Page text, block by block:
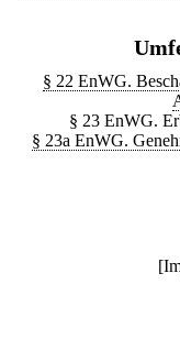
§ 22 EnWG.
§ 23 EnWG.
§ 23a EnWG.
[